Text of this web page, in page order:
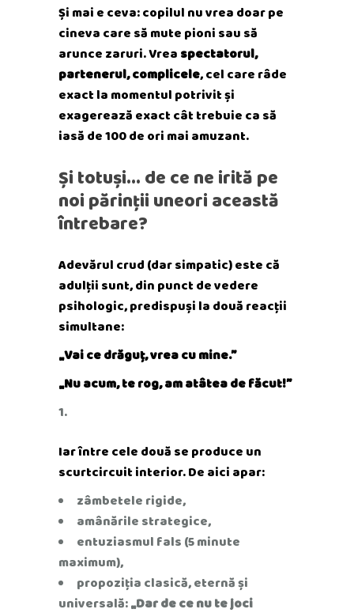
Și mai e ceva: copilul nu vrea doar pe
cineva care să mute pioni sau să
arunce zaruri. Vrea spectatorul,
partenerul, complicele, cel care râde
exact la momentul potrivit și
exagerează exact cât trebuie ca să
iasă de 100 de ori mai amuzant.
Și totuși… de ce ne irită pe
noi părinții uneori această
întrebare?
Adevărul crud (dar simpatic) este că
adulții sunt, din punct de vedere
psihologic, predispuși la două reacții
simultane:
„Vai ce drăguț, vrea cu mine.”
„Nu acum, te rog, am atâtea de făcut!”
Iar între cele două se produce un
scurtcircuit interior. De aici apar:
zâmbetele rigide,
amânările strategice,
entuziasmul fals (5 minute
maximum),
propoziția clasică, eternă și
universală:„Dar de ce nu te joci